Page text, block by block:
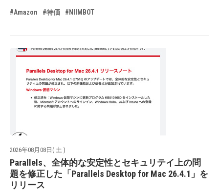
#Amazon #特価 #NIIMBOT
2026年08月08日( 土 )
Parallels、全体的な安定性とセキュリテイ上の問
題を修正した「Parallels Desktop for Mac 26.4.1」を
リリース